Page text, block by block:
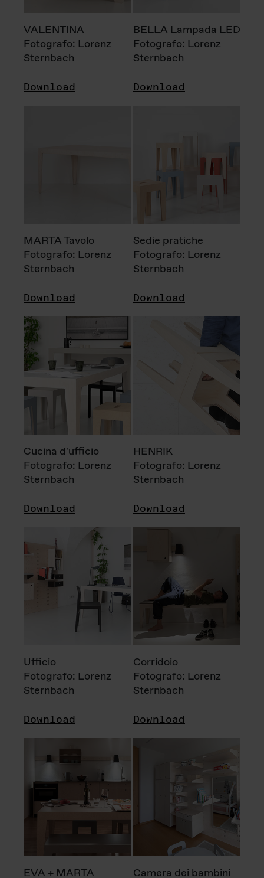
VALENTINA
Fotografo: Lorenz
Sternbach
Download
BELLA Lampada LED
Fotografo: Lorenz
Sternbach
Download
MARTA Tavolo
Fotografo: Lorenz
Sternbach
Download
Sedie pratiche
Fotografo: Lorenz
Sternbach
Download
Cucina d'ufficio
Fotografo: Lorenz
Sternbach
Download
HENRIK
Fotografo: Lorenz
Sternbach
Download
Ufficio
Fotografo: Lorenz
Sternbach
Download
Corridoio
Fotografo: Lorenz
Sternbach
Download
EVA + MARTA
Camera dei bambini